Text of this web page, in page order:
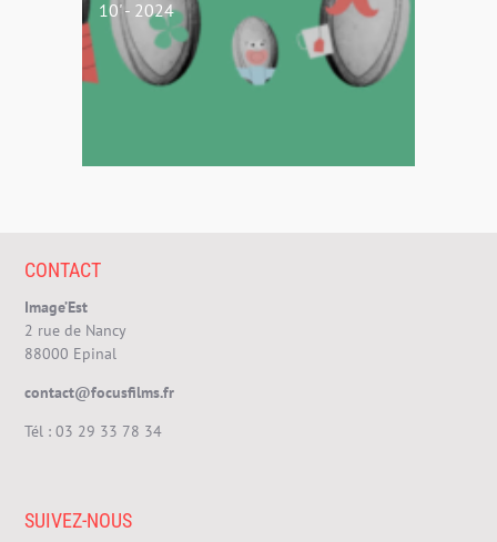
10' - 2024
CONTACT
Image’Est
2 rue de Nancy
88000 Epinal
contact@focusfilms.fr
Tél :03 29 33 78 34
SUIVEZ-NOUS